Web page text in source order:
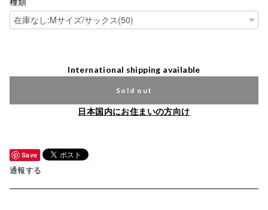
International shipping available
Sold out
日本国内にお住まいの方向け
Save
通報する